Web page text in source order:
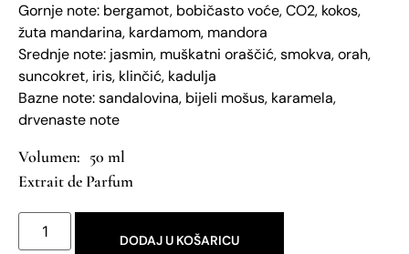
Gornje note: bergamot, bobičasto voće, CO2, kokos,
žuta mandarina, kardamom, mandora
Srednje note: jasmin, muškatni oraščić, smokva, orah,
suncokret, iris, klinčić, kadulja
Bazne note: sandalovina, bijeli mošus, karamela,
drvenaste note
50 ml
Extrait de Parfum
DODAJ U KOŠARICU